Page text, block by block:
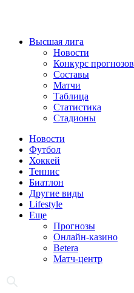
Высшая лига
Новости
Конкурс прогнозов
Составы
Матчи
Таблица
Статистика
Стадионы
Новости
Футбол
Хоккей
Теннис
Биатлон
Другие виды
Lifestyle
Еще
Прогнозы
Онлайн-казино
Betera
Матч-центр